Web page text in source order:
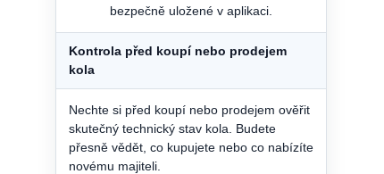
bezpečně uložené v aplikaci.
Kontrola před koupí nebo prodejem
kola
Nechte si před koupí nebo prodejem ověřit
skutečný technický stav kola. Budete
přesně vědět, co kupujete nebo co nabízíte
novému majiteli.